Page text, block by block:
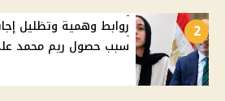
2
روابط وهمية وتظليل
سبب حصول ريم محمد على 4% بالثانوية